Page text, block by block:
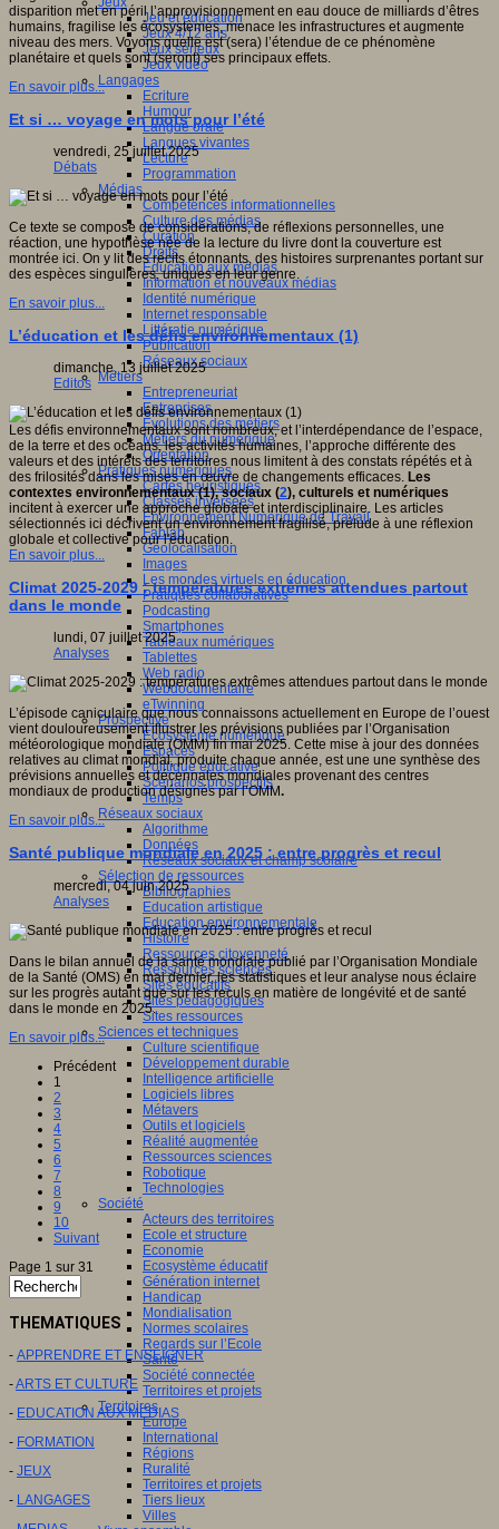
Jeu et éducation
Jeux 4/12 ans
Jeux sérieux
Jeux vidéo
Langages
Ecriture
Humour
Langue orale
Langues vivantes
Lecture
Programmation
Médias
Compétences informationnelles
Culture des médias
Curation
Droits
Education aux médias
Information et nouveaux médias
Identité numérique
Internet responsable
Littératie numérique
Publication
Réseaux sociaux
Métiers
Entrepreneuriat
Entreprises
Evolutions des métiers
Métiers du numérique
Orientation
Pratiques numériques
Cartes heuristiques
Classes inversées
Environnement Numérique de Travail
Fablab
Géolocalisation
Images
Les mondes virtuels en éducation
Pratiques collaboratives
Podcasting
Smartphones
Tableaux numériques
Tablettes
Web radio
Webdocumentaire
eTwinning
Prospective
Ecosystème numérique
Espaces
Politique éducative
Scénarios prospectifs
Temps
Réseaux sociaux
Algorithme
Données
Réseaux sociaux et champ scolaire
Sélection de ressources
Bibliographies
Education artistique
Education environnementale
Histoire
Ressources citoyenneté
Ressources sciences
Sites éducatifs
Sites pédagogiques
Sites ressources
Sciences et techniques
Culture scientifique
Développement durable
Intelligence artificielle
Logiciels libres
Métavers
Outils et logiciels
Réalité augmentée
Ressources sciences
Robotique
Technologies
Société
Acteurs des territoires
Ecole et structure
Economie
Ecosystème éducatif
Génération internet
Handicap
Mondialisation
Normes scolaires
Regards sur l’Ecole
Santé
Société connectée
Territoires et projets
Territoires
Europe
International
Régions
Ruralité
Territoires et projets
Tiers lieux
Villes
disparition met en péril l’approvisionnement en eau douce de milliards d’êtres
humains, fragilise les écosystèmes, menace les infrastructures et augmente
niveau des mers. Voyons quelle est (sera) l’étendue de ce phénomène
planétaire et quels sont (seront) ses principaux effets.
En savoir plus...
Et si … voyage en mots pour l’été
vendredi, 25 juillet 2025
Débats
Ce texte se compose de considérations, de réflexions personnelles, une
réaction, une hypothèse née de la lecture du livre dont la couverture est
montrée ici. On y lit des récits étonnants, des histoires surprenantes portant sur
des espèces singulières, uniques en leur genre.
En savoir plus...
L’éducation et les défis environnementaux (1)
dimanche, 13 juillet 2025
Editos
Les défis environnementaux sont nombreux, et l’interdépendance de l’espace,
de la terre et des océans, les activités humaines, l’approche différente des
valeurs et des intérêts des territoires nous limitent à des constats répétés et à
des frilosités dans les mises en œuvre de changements efficaces. Les
contextes environnementaux (1), sociaux (2), culturels et numériques
incitent à exercer une approche globale et interdisciplinaire. Les articles
sélectionnés ici décrivent un environnement fragilisé, prélude à une réflexion
globale et collective pour l'éducation.
En savoir plus...
Climat 2025-2029 : températures extrêmes attendues partout
dans le monde
lundi, 07 juillet 2025
Analyses
L’épisode caniculaire que nous connaissons actuellement en Europe de l’ouest
vient douloureusement illustrer les prévisions publiées par l’Organisation
météorologique mondiale (OMM) fin mai 2025. Cette mise à jour des données
relatives au climat mondial, produite chaque année, est une une synthèse des
prévisions annuelles et décennales mondiales provenant des centres
mondiaux de production désignés par l’OMM.
En savoir plus...
Santé publique mondiale en 2025 : entre progrès et recul
mercredi, 04 juin 2025
Analyses
Dans le bilan annuel de la santé mondiale publié par l’Organisation Mondiale
de la Santé (OMS) en mai dernier, les statistiques et leur analyse nous éclaire
sur les progrès autant que sur les reculs en matière de longévité et de santé
dans le monde en 2025.
En savoir plus...
Précédent
1
2
3
4
5
6
7
8
9
10
Suivant
Page 1 sur 31
THEMATIQUES
- APPRENDRE ET ENSEIGNER
-ARTS ET CULTURE
- EDUCATION AUX MEDIAS
- FORMATION
- JEUX
- LANGAGES